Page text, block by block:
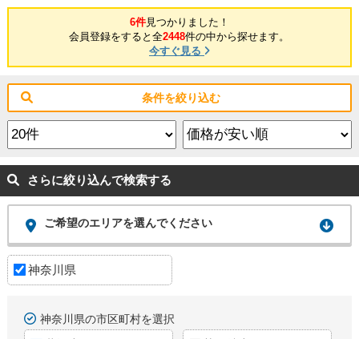
6件見つかりました！
会員登録をすると全2448件の中から探せます。
今すぐ見る
条件を絞り込む
さらに絞り込んで検索する
ご希望のエリアを選んでください
神奈川県
神奈川県の市区町村を選択